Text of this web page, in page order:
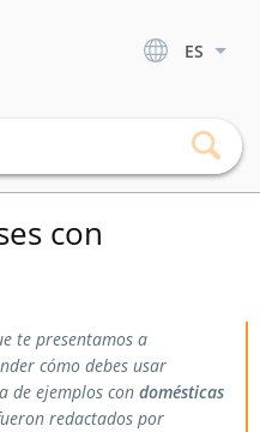
ES
con
te presentamos a
cómo debes usar
de ejemplos con domésticas
redactados por